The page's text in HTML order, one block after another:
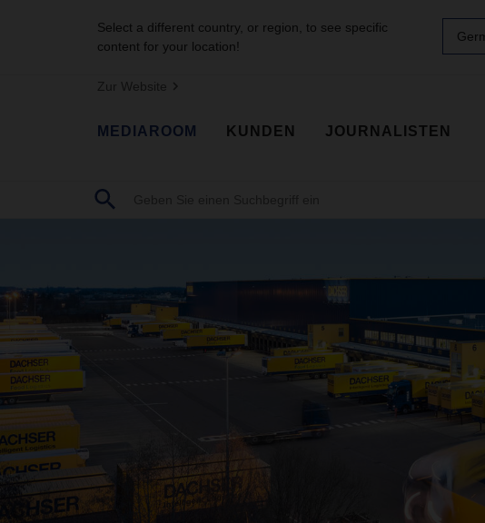
Select a different country, or region, to see specific
content for your location!
Zur Website
MEDIAROOM KUNDEN JOURNALISTEN